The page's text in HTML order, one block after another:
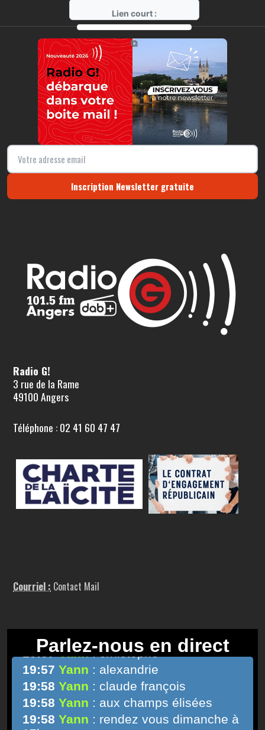
Lien court :
https://radio-g.fr?r47
⧉
Inscription Newsletter gratuite
Radio G!
3 rue de la Rame
49100 Angers
Téléphone : 02 41 60 47 47
Courriel : Contact Mail